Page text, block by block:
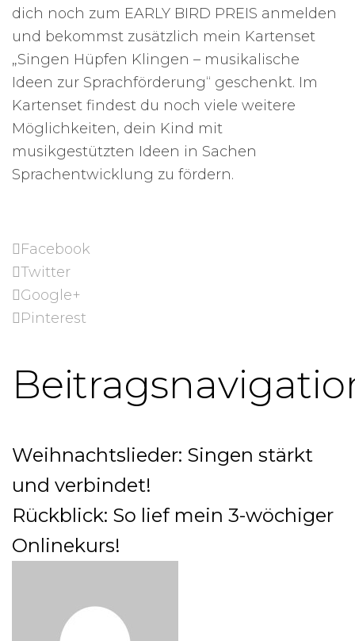
dich noch zum EARLY BIRD PREIS anmelden
und bekommst zusätzlich mein Kartenset
„Singen Hüpfen Klingen – musikalische
Ideen zur Sprachförderung“ geschenkt. Im
Kartenset findest du noch viele weitere
Möglichkeiten, dein Kind mit
musikgestützten Ideen in Sachen
Sprachentwicklung zu fördern.
Facebook
Twitter
Google+
Pinterest
Weihnachtslieder: Singen stärkt
und verbindet!
Rückblick: So lief mein 3-wöchiger
Onlinekurs!